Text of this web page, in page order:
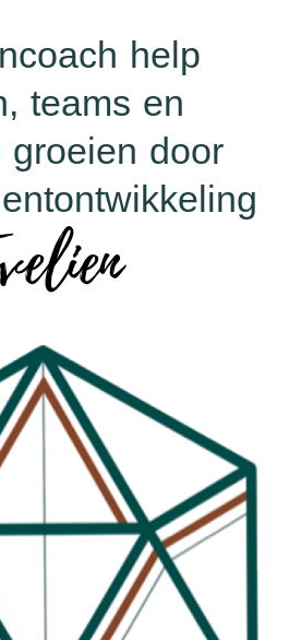
help
teams en
groeien door